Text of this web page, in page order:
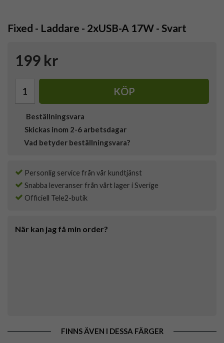
Fixed - Laddare - 2xUSB-A 17W - Svart
199 kr
KÖP
Beställningsvara
Skickas inom 2-6 arbetsdagar
Vad betyder beställningsvara?
Personlig service från vår kundtjänst
Snabba leveranser från vårt lager i Sverige
Officiell Tele2-butik
När kan jag få min order?
FINNS ÄVEN I DESSA FÄRGER